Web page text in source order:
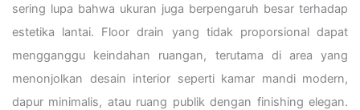
sering lupa bahwa ukuran juga berpengaruh besar terhadap
estetika lantai. Floor drain yang tidak proporsional dapat
mengganggu keindahan ruangan, terutama di area yang
menonjolkan desain interior seperti kamar mandi modern,
dapur minimalis, atau ruang publik dengan finishing elegan.